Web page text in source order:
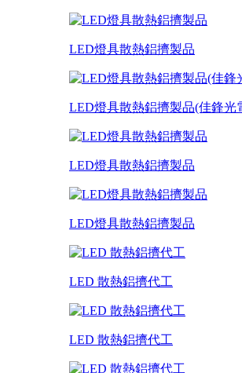
LED燈具散熱鋁擠製品
LED燈具散熱鋁擠製品(佳鋒光
LED燈具散熱鋁擠製品
LED燈具散熱鋁擠製品
LED 散熱鋁擠代工
LED 散熱鋁擠代工